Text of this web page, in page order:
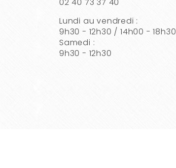
Lundi au vendredi :
9h30 - 12h30 / 14h00 - 18h30
Samedi :
9h30 - 12h30